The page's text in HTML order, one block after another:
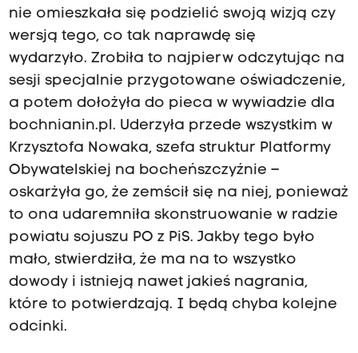
nie omieszkała się podzielić swoją wizją czy
wersją tego, co tak naprawdę się
wydarzyło. Zrobiła to najpierw odczytując na
sesji specjalnie przygotowane oświadczenie,
a potem dołożyła do pieca w wywiadzie dla
bochnianin.pl. Uderzyła przede wszystkim w
Krzysztofa Nowaka, szefa struktur Platformy
Obywatelskiej na bocheńszczyźnie –
oskarżyła go, że zemścił się na niej, ponieważ
to ona udaremniła skonstruowanie w radzie
powiatu sojuszu PO z PiS. Jakby tego było
mało, stwierdziła, że ma na to wszystko
dowody i istnieją nawet jakieś nagrania,
które to potwierdzają. I będą chyba kolejne
odcinki.